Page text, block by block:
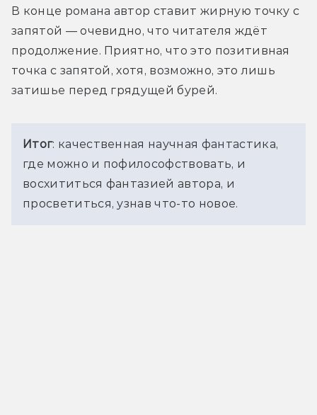
В конце романа автор ставит жирную точку с
запятой — очевидно, что читателя ждёт
продолжение. Приятно, что это позитивная
точка с запятой, хотя, возможно, это лишь
затишье перед грядущей бурей.
Итог: качественная научная фантастика,
где можно и пофилософствовать, и
восхититься фантазией автора, и
просветиться, узнав что-то новое.